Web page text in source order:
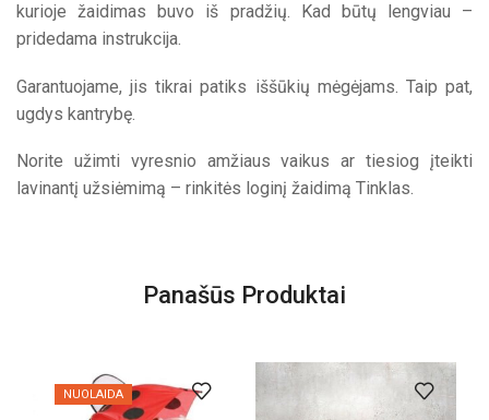
kurioje žaidimas buvo iš pradžių. Kad būtų lengviau –
pridedama instrukcija.
Garantuojame, jis tikrai patiks iššūkių mėgėjams. Taip pat,
ugdys kantrybę.
Norite užimti vyresnio amžiaus vaikus ar tiesiog įteikti
lavinantį užsiėmimą – rinkitės loginį žaidimą Tinklas.
Panašūs Produktai
NUOLAIDA